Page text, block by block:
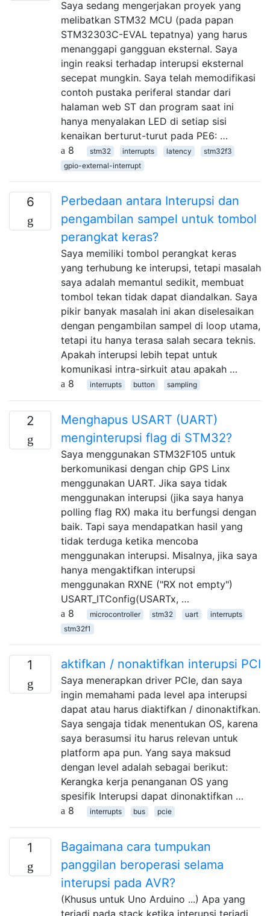
Saya sedang mengerjakan proyek yang
melibatkan STM32 MCU (pada papan
STM32303C-EVAL tepatnya) yang harus
menanggapi gangguan eksternal. Saya
ingin reaksi terhadap interupsi eksternal
secepat mungkin. Saya telah memodifikasi
contoh pustaka periferal standar dari
halaman web ST dan program saat ini
hanya menyalakan LED di setiap sisi
kenaikan berturut-turut pada PE6: …
8
stm32 interrupts latency
stm32f3
gpio-external-interrupt
6
Perbedaan antara Interupsi dan
pengambilan sampel untuk tombol
perangkat keras?
Saya memiliki tombol perangkat keras
yang terhubung ke interupsi, tetapi masalah
saya adalah memantul sedikit, membuat
tombol tekan tidak dapat diandalkan. Saya
pikir banyak masalah ini akan diselesaikan
dengan pengambilan sampel di loop utama,
tetapi itu hanya terasa salah secara teknis.
Apakah interupsi lebih tepat untuk
komunikasi intra-sirkuit atau apakah …
8
interrupts button sampling
2
Menghapus USART (UART)
menginterupsi flag di STM32?
Saya menggunakan STM32F105 untuk
berkomunikasi dengan chip GPS Linx
menggunakan UART. Jika saya tidak
menggunakan interupsi (jika saya hanya
polling flag RX) maka itu berfungsi dengan
baik. Tapi saya mendapatkan hasil yang
tidak terduga ketika mencoba
menggunakan interupsi. Misalnya, jika saya
hanya mengaktifkan interupsi
menggunakan RXNE ("RX not empty")
USART_ITConfig(USARTx, …
8
microcontroller stm32 uart
interrupts
stm32f1
1 aktifkan / nonaktifkan interupsi PCI
Saya menerapkan driver PCIe, dan saya
ingin memahami pada level apa interupsi
dapat atau harus diaktifkan / dinonaktifkan.
Saya sengaja tidak menentukan OS, karena
saya berasumsi itu harus relevan untuk
platform apa pun. Yang saya maksud
dengan level adalah sebagai berikut:
Kerangka kerja penanganan OS yang
spesifik Interupsi dapat dinonaktifkan …
8
interrupts bus pcie
1
Bagaimana cara tumpukan
panggilan beroperasi selama
interupsi pada AVR?
(Khusus untuk Uno Arduino ...) Apa yang
terjadi pada stack ketika interupsi terjadi